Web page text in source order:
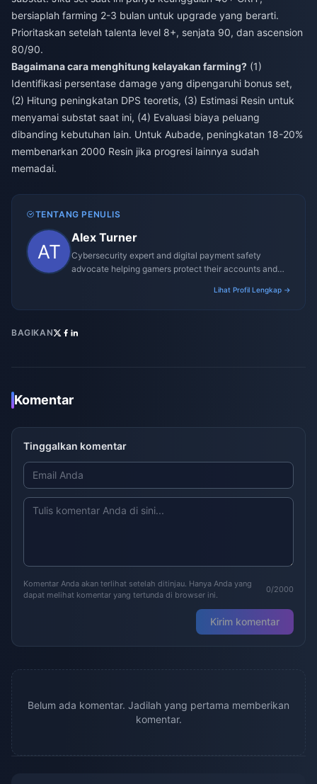
bersiaplah farming 2-3 bulan untuk upgrade yang berarti.
Prioritaskan setelah talenta level 8+, senjata 90, dan ascension
80/90.
Bagaimana cara menghitung kelayakan farming? (1)
Identifikasi persentase damage yang dipengaruhi bonus set,
(2) Hitung peningkatan DPS teoretis, (3) Estimasi Resin untuk
menyamai substat saat ini, (4) Evaluasi biaya peluang
dibanding kebutuhan lain. Untuk Aubade, peningkatan 18-20%
membenarkan 2000 Resin jika progresi lainnya sudah
memadai.
TENTANG PENULIS
Alex Turner
Cybersecurity expert and digital payment safety
advocate helping gamers protect their accounts and
Lihat Profil Lengkap →
BAGIKAN
Komentar
Tinggalkan komentar
Komentar Anda akan terlihat setelah ditinjau. Hanya Anda yang
dapat melihat komentar yang tertunda di browser ini.
0/2000
Kirim komentar
Belum ada komentar. Jadilah yang pertama memberikan
komentar.